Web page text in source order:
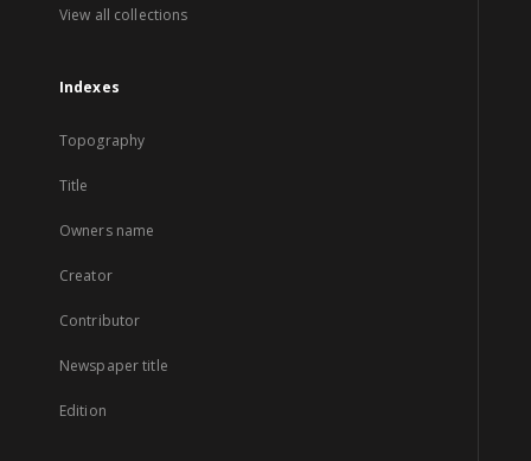
View all collections
Indexes
Topography
Title
Owners name
Creator
Contributor
Newspaper title
Edition